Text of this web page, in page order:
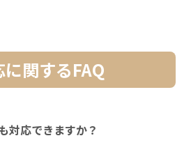
関するFAQ
対応できますか？